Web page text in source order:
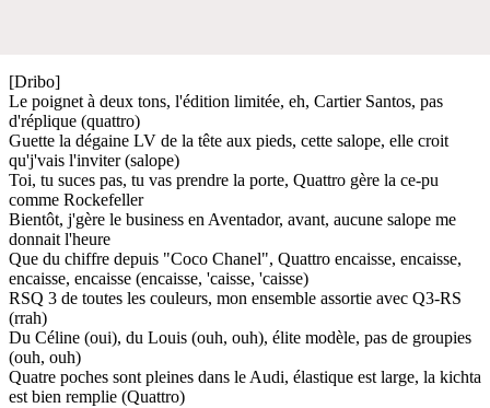
[Dribo]
Le poignet à deux tons, l'édition limitée, eh, Cartier Santos, pas
d'réplique (quattro)
Guette la dégaine LV de la tête aux pieds, cette salope, elle croit
qu'j'vais l'inviter (salope)
Toi, tu suces pas, tu vas prendre la porte, Quattro gère la ce-pu
comme Rockefeller
Bientôt, j'gère le business en Aventador, avant, aucune salope me
donnait l'heure
Que du chiffre depuis "Coco Chanel", Quattro encaisse, encaisse,
encaisse, encaisse (encaisse, 'caisse, 'caisse)
RSQ 3 de toutes les couleurs, mon ensemble assortie avec Q3-RS
(rrah)
Du Céline (oui), du Louis (ouh, ouh), élite modèle, pas de groupies
(ouh, ouh)
Quatre poches sont pleines dans le Audi, élastique est large, la kichta
est bien remplie (Quattro)